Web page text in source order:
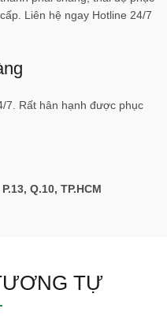
Liên hệ ngay Hotline 24/7
7. Rất hân hạnh được phục
Q.10, TP.HCM
TỰ